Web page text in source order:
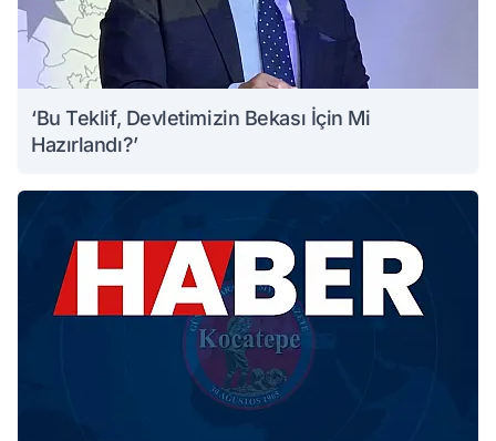
‘Bu Teklif, Devletimizin Bekası İçin Mi
Hazırlandı?’